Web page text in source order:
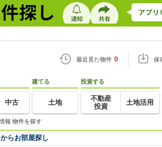
最近見た物件 0 保
中古
建てる
土地
投資する
不動産
投資
土地活用
報 物件を探す
らお部屋探し